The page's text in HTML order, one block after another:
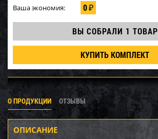
Ваша экономия: 0₽
ВЫ СОБРАЛИ 1 ТОВАР
КУПИТЬ КОМПЛЕКТ
О ПРОДУКЦИИ ОТЗЫВЫ
ОПИСАНИЕ